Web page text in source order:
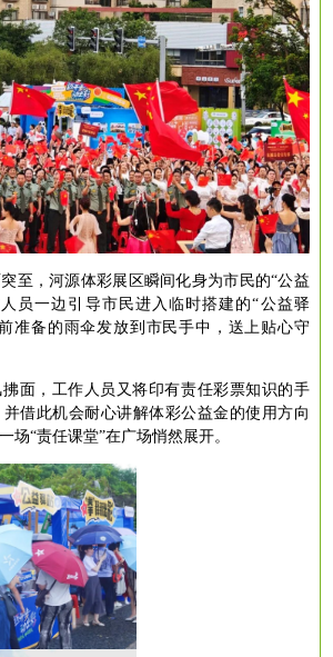
至，河源体彩展区瞬间化身为市民的“公益
员一边引导市民进入临时搭建的“公益驿
准备的雨伞发放到市民手中，送上贴心守
面，工作人员又将印有责任彩票知识的手
借此机会耐心讲解体彩公益金的使用方向
场“责任课堂”在广场悄然展开。